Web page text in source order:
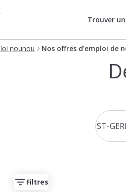
Trouver
nounou Nos offres d'emploi de
Filtres